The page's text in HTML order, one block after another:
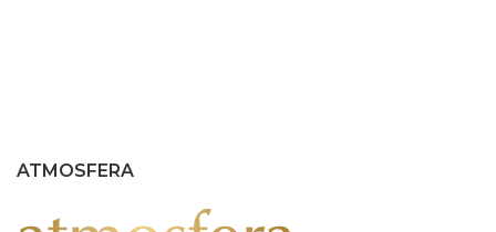
ATMOSFERA